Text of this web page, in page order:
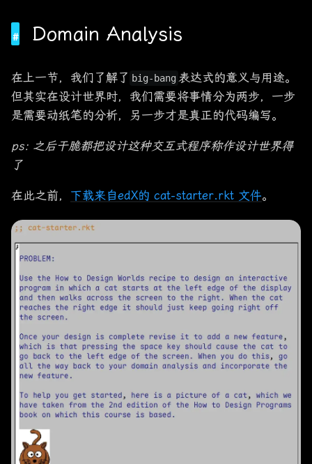
Domain Analysis
在上一节，我们了解了 big-bang 表达式的意义与用途。
但其实在设计世界时，我们需要将事情分为两步，一步
是需要动纸笔的分析，另一步才是真正的代码编写。
ps: 之后干脆都把设计这种交互式程序称作设计世界得
了
在此之前， 下载来自edX的 cat-starter.rkt 文件。